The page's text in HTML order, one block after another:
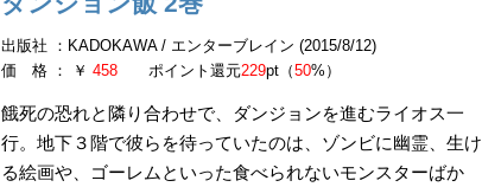
出版社 ：KADOKAWA / エンターブレイン (2015/8/12)
価 格 ： ￥458 ポイント還元229pt（50%）
餓死の恐れと隣り合わせで、ダンジョンを進むライオス一
行。地下３階で彼らを待っていたのは、ゾンビに幽霊、生け
る絵画や、ゴーレムといった食べられないモンスターばか